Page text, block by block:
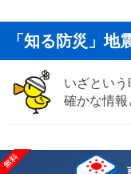
「知る防災」地
いざとい
確かな情